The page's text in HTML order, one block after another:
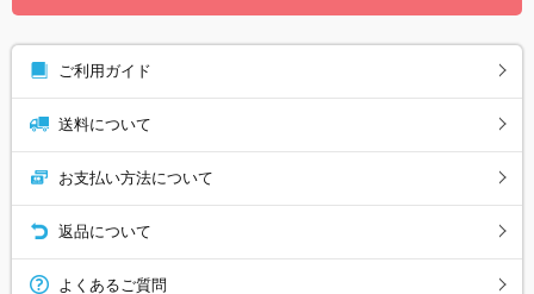
ご利用ガイド
送料について
お支払い方法について
返品について
よくあるご質問